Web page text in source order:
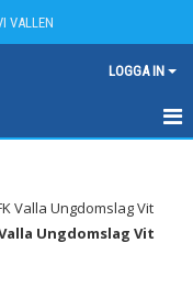
VALLEN
LOGGA IN
Ungdomslag Vit